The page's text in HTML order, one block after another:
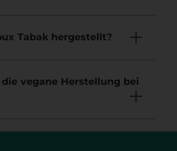
Tabak hergestellt?
vegane Herstellung bei